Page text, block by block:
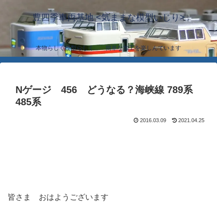
豊四季車両基地 <気ままな模型いじり>
本物らしく模型らしく… 簡単な加工を楽しんでいます
Nゲージ 456 どうなる？海峡線 789系
485系
2016.03.09 2021.04.25
皆さま おはようございます